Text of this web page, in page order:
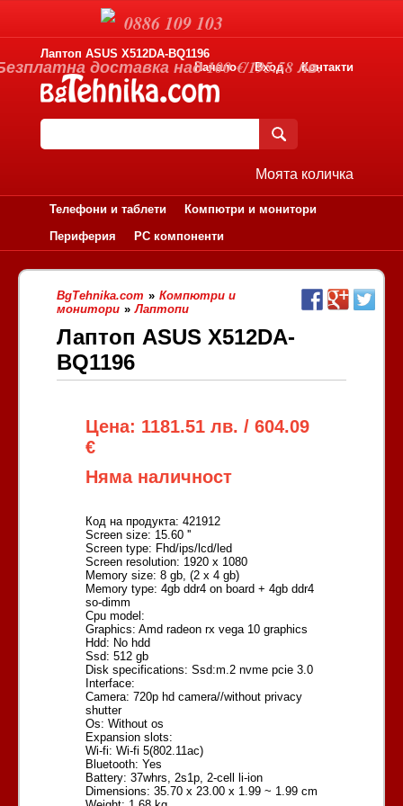
Лаптоп ASUS X512DA-BQ1196
Начало
Вход Контакти
Моята количка
Телефони и таблети
Компютри и монитори
Периферия
PC компоненти
BgTehnika.com » Компютри и
монитори » Лаптопи
Лаптоп ASUS X512DA-
BQ1196
Цена: 1181.51 лв. / 604.09
€
Няма наличност
Код на продукта: 421912
Screen size: 15.60 ''
Screen type: Fhd/ips/lcd/led
Screen resolution: 1920 x 1080
Memory size: 8 gb, (2 x 4 gb)
Memory type: 4gb ddr4 on board + 4gb ddr4
so-dimm
Cpu model:
Graphics: Amd radeon rx vega 10 graphics
Hdd: No hdd
Ssd: 512 gb
Disk specifications: Ssd:m.2 nvme pcie 3.0
Interface:
Camera: 720p hd camera//without privacy
shutter
Os: Without os
Expansion slots:
Wi-fi: Wi-fi 5(802.11ac)
Bluetooth: Yes
Battery: 37whrs, 2s1p, 2-cell li-ion
Dimensions: 35.70 x 23.00 x 1.99 ~ 1.99 cm
0886 109 103
доставка над 100 €/195.58 лв.